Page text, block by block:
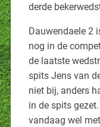
derde
Dauwendaele 2
nog in de
de laatste
spits Jens van
niet bij, anders
in de spits
vandaag wel